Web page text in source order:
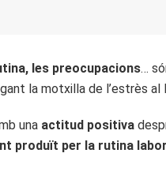
les preocupacions…
la motxilla de l’estrès al
una actitud positiva
produït per la rutina